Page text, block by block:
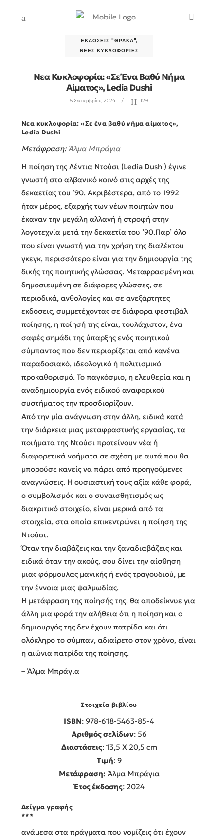
ΕΚΔΌΣΕΙΣ "ΘΡΆΚΑ",
ΝΈΕΣ ΚΥΚΛΟΦΟΡΊΕΣ
Νεα Κυκλοφορία: «Σε Ένα Βαθύ Νήμα
Αίματος», Ledia Dushi
5 Σεπτεμβρίου, 2024 129
Νεα κυκλοφορία: «Σε ένα βαθύ νήμα αίματος»,
Ledia Dushi
Μετάφραση:Άλμα Μπράγια
Η ποίηση της Λέντια Ντούσι (Ledia Dushi) έγινε
γνωστή στο αλβανικό κοινό στις αρχές της
δεκαετίας του ’90. Ακριβέστερα, από το 1992
ήταν μέρος, εξαρχής των νέων ποιητών που
έκαναν την μεγάλη αλλαγή ή στροφή στην
λογοτεχνία μετά την δεκαετία του ’90.Παρ’ όλο
που είναι γνωστή για την χρήση της διαλέκτου
γκεγκ, περισσότερο είναι για την δημιουργία της
δικής της ποιητικής γλώσσας. Μεταφρασμένη και
δημοσιευμένη σε διάφορες γλώσσες, σε
περιοδικά, ανθολογίες και σε ανεξάρτητες
εκδόσεις, συμμετέχοντας σε διάφορα φεστιβάλ
ποίησης, η ποίησή της είναι, τουλάχιστον, ένα
σαφές σημάδι της ύπαρξης ενός ποιητικού
σύμπαντος που δεν περιορίζεται από κανένα
παραδοσιακό, ιδεολογικό ή πολιτισμικό
προκαθορισμό. Το παγκόσμιο, η ελευθερία και η
αναδημιουργία ενός ειδικού αναφορικού
συστήματος την προσδιορίζουν.
Από την μία ανάγνωση στην άλλη, ειδικά κατά
την διάρκεια μιας μεταφραστικής εργασίας, τα
ποιήματα της Ντούσι προτείνουν νέα ή
διαφορετικά νοήματα σε σχέση με αυτά που θα
μπορούσε κανείς να πάρει από προηγούμενες
αναγνώσεις. Η ουσιαστική τους αξία κάθε φορά,
ο συμβολισμός και ο συναισθητισμός ως
διακριτικό στοιχείο, είναι μερικά από τα
στοιχεία, στα οποία επικεντρώνει η ποίηση της
Ντούσι.
Όταν την διαβάζεις και την ξαναδιαβάζεις και
ειδικά όταν την ακούς, σου δίνει την αίσθηση
μιας φόρμουλας μαγικής ή ενός τραγουδιού, με
την έννοια μιας ψαλμωδίας.
Η μετάφραση της ποίησής της, θα αποδείκνυε για
άλλη μια φορά την αλήθεια ότι η ποίηση και ο
δημιουργός της δεν έχουν πατρίδα και ότι
ολόκληρο το σύμπαν, αδιαίρετο στον χρόνο, είναι
η αιώνια πατρίδα της ποίησης.
– Άλμα Μπράγια
Στοιχεία βιβλίου
ISBN: 978-618-5463-85-4
Αριθμός σελίδων: 56
Διαστάσεις: 13,5 Χ 20,5 cm
Τιμή: 9
Μετάφραση: Άλμα Μπράγια
Έτος έκδοσης: 2024
Δείγμα γραφής
***
ανάμεσα στα πράγματα που νομίζεις ότι έχουν